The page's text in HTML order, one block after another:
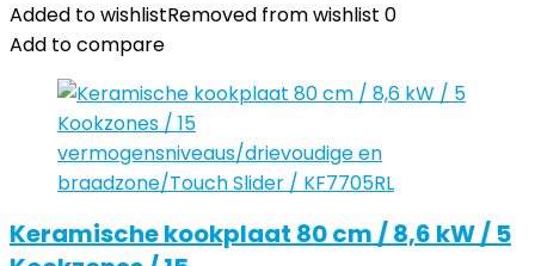
Added to wishlistRemoved from wishlist 0
Add to compare
Keramische kookplaat 80 cm / 8,6 kW / 5